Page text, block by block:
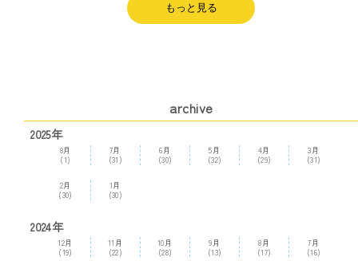
もっと見る
archive
2025年
8月
(1)
7月
(31)
6月
(30)
5月
(32)
4月
(29)
3月
(31)
2月
(30)
1月
(30)
2024年
12月
(19)
11月
(22)
10月
(28)
9月
(13)
8月
(17)
7月
(16)